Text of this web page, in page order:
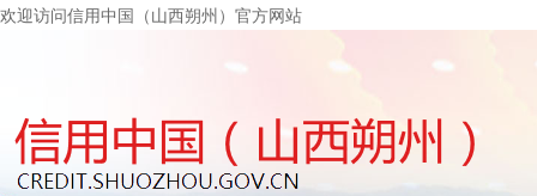
欢迎访问信用中国（山西朔州）官方网站